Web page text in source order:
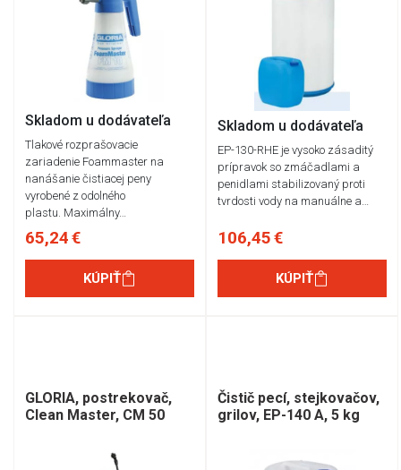
Skladom u dodávateľa
Tlakové rozprašovacie
zariadenie Foammaster na
nanášanie čistiacej peny
vyrobené z odolného
plastu. Maximálny…
65,24 €
KÚPIŤ
Skladom u dodávateľa
EP-130-RHE je vysoko zásaditý
prípravok so zmáčadlami a
penidlami stabilizovaný proti
tvrdosti vody na manuálne a…
106,45 €
KÚPIŤ
GLORIA, postrekovač,
Clean Master, CM 50
Čistič pecí, stejkovačov,
grilov, EP-140 A, 5 kg